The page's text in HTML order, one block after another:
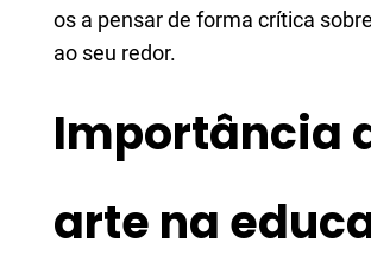
os a pensar de forma crítica
ao seu redor.
Importância
arte na